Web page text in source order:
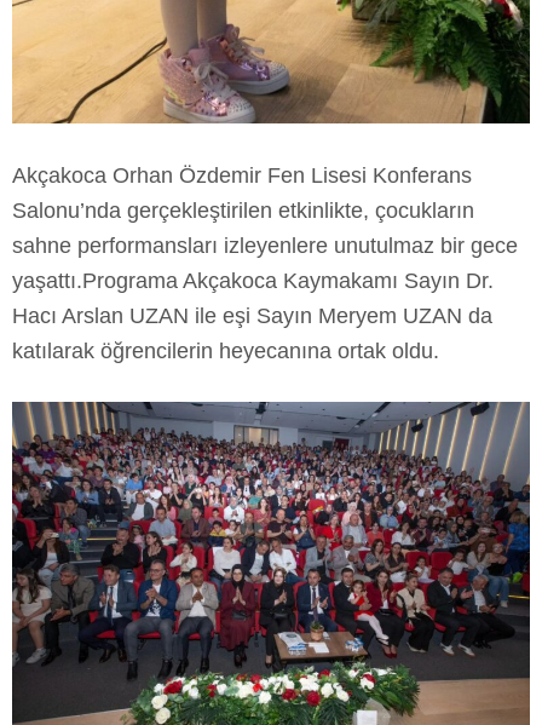
Akçakoca Orhan Özdemir Fen Lisesi Konferans
Salonu’nda gerçekleştirilen etkinlikte, çocukların
sahne performansları izleyenlere unutulmaz bir gece
yaşattı.Programa Akçakoca Kaymakamı Sayın Dr.
Hacı Arslan UZAN ile eşi Sayın Meryem UZAN da
katılarak öğrencilerin heyecanına ortak oldu.